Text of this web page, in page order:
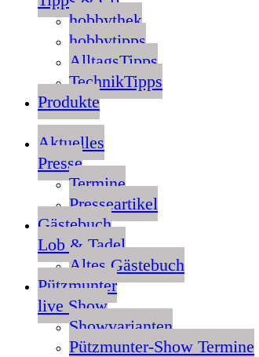
hobbythek
hobbytipps
AlltagsTipps
TechnikTipps
Produkte
Aktuelles
Presse
Termine
Presseartikel
Gästebuch
Lob & Tadel
Altes Gästebuch
Pützmunter
live Show
Showvarianten
Pützmunter-Show Termine